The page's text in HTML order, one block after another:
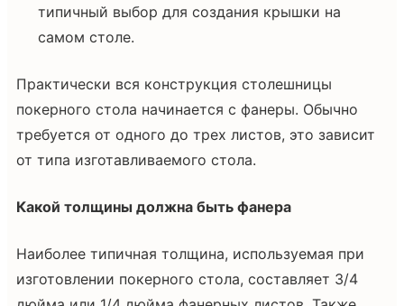
типичный выбор для создания крышки на
самом столе.
Практически вся конструкция столешницы
покерного стола начинается с фанеры. Обычно
требуется от одного до трех листов, это зависит
от типа изготавливаемого стола.
Какой толщины должна быть фанера
Наиболее типичная толщина, используемая при
изготовлении покерного стола, составляет 3/4